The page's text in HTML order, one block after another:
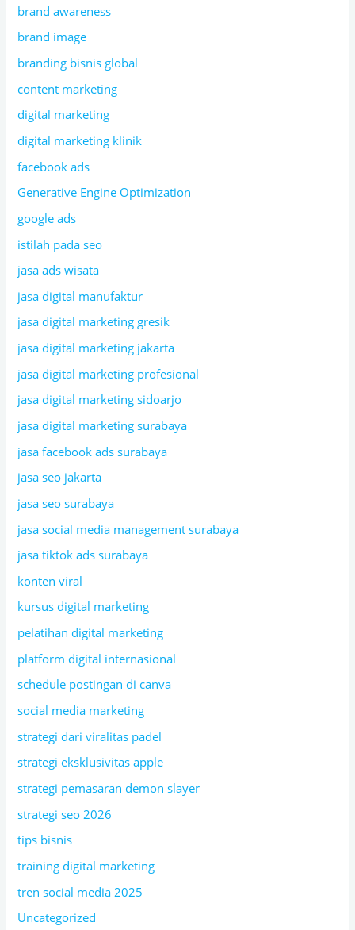
brand awareness
brand image
branding bisnis global
content marketing
digital marketing
digital marketing klinik
facebook ads
Generative Engine Optimization
google ads
istilah pada seo
jasa ads wisata
jasa digital manufaktur
jasa digital marketing gresik
jasa digital marketing jakarta
jasa digital marketing profesional
jasa digital marketing sidoarjo
jasa digital marketing surabaya
jasa facebook ads surabaya
jasa seo jakarta
jasa seo surabaya
jasa social media management surabaya
jasa tiktok ads surabaya
konten viral
kursus digital marketing
pelatihan digital marketing
platform digital internasional
schedule postingan di canva
social media marketing
strategi dari viralitas padel
strategi eksklusivitas apple
strategi pemasaran demon slayer
strategi seo 2026
tips bisnis
training digital marketing
tren social media 2025
Uncategorized